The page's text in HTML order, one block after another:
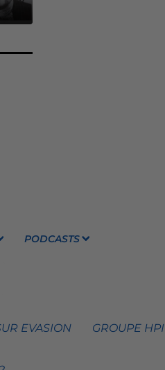
PODCASTS
EVASION GROUPE HPI